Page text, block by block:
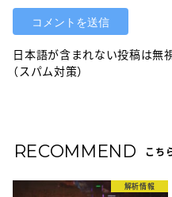
日本語が含まれない投稿は無
（スパム対策）
RECOMMEND こち
解析情報